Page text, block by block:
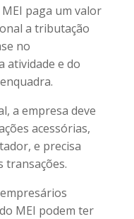
paga um valor
a tributação
no
atividade e do
a empresa deve
acessórias,
e precisa
transações.
MEI podem ter